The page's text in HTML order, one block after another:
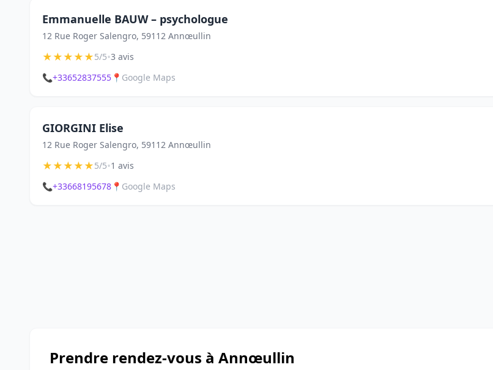
Emmanuelle BAUW – psychologue
12 Rue Roger Salengro, 59112 Annœullin
★★★★★5/5•3 avis
📞+33652837555 📍 Google Maps
GIORGINI Elise
12 Rue Roger Salengro, 59112 Annœullin
★★★★★5/5•1 avis
📞+33668195678 📍 Google Maps
Prendre rendez-vous à Annœullin